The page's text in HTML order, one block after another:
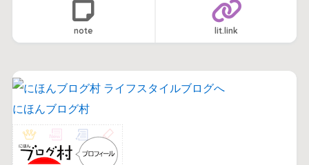
note lit.link
にほんブログ村